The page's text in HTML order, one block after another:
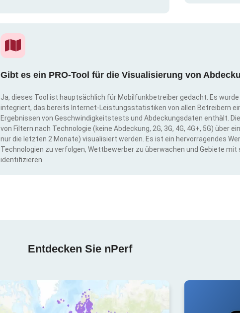
Gibt es ein PRO-Tool für die Visualisierung von
Ja, dieses Tool ist hauptsächlich für Mobilfunkbetreiber gedacht. Es
integriert, das bereits Internet-Leistungsstatistiken von allen Betreibern
Ergebnissen von Geschwindigkeitstests und Abdeckungsdaten enthält.
von Filtern nach Technologie (keine Abdeckung, 2G, 3G, 4G, 4G+, 5G) über
nur die letzten 2 Monate) visualisiert werden. Es ist ein hervorragendes
Technologien zu verfolgen, Wettbewerber zu überwachen und Gebiete
identifizieren.
Entdecken Sie nPerf